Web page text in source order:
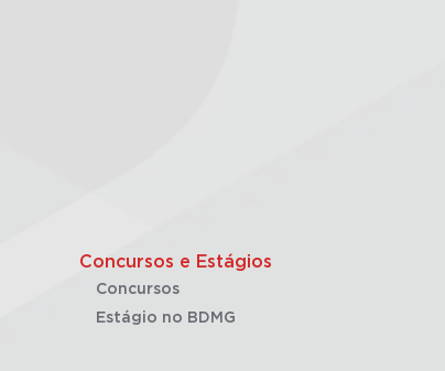
Concursos e Estágios
Concursos
Estágio no BDMG